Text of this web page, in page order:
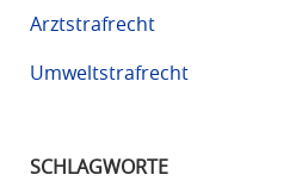
Arztstrafrecht
Umweltstrafrecht
SCHLAGWORTE